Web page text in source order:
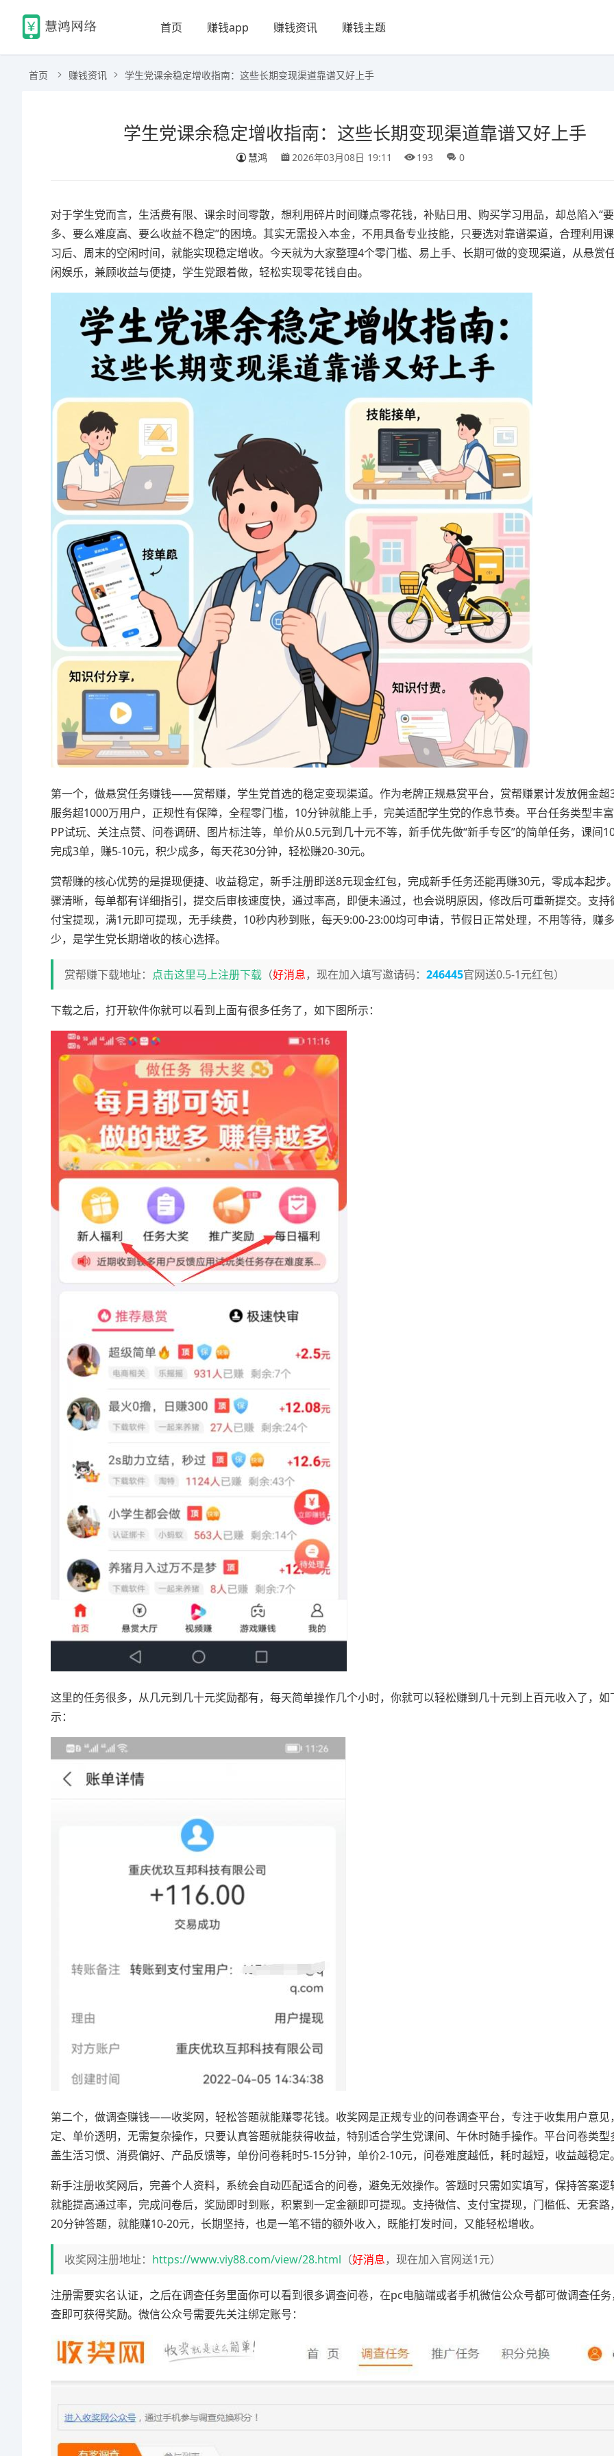
首页 赚钱app 赚钱资讯 赚钱主题
首页 赚钱资讯 学生党课余稳定增收指南：这些长期变现渠道靠谱又好上手
学生党课余稳定增收指南：这些长期变现渠道靠谱又好上手
慧鸿 2026年03月08日 19:11 193 0
对于学生党而言，生活费有限、课余时间零散，想利用碎片时间赚点零花钱，补贴日用、购买学习用品，却总陷入“
多、要么难度高、要么收益不稳定”的困境。其实无需投入本金，不用具备专业技能，只要选对靠谱渠道，合理利用
习后、周末的空闲时间，就能实现稳定增收。今天就为大家整理4个零门槛、易上手、长期可做的变现渠道，从悬赏
闲娱乐，兼顾收益与便捷，学生党跟着做，轻松实现零花钱自由。
第一个，做悬赏任务赚钱——赏帮赚，学生党首选的稳定变现渠道。作为老牌正规悬赏平台，赏帮赚累计发放佣金超
服务超1000万用户，正规性有保障，全程零门槛，10分钟就能上手，完美适配学生党的作息节奏。平台任务类型丰
PP试玩、关注点赞、问卷调研、图片标注等，单价从0.5元到几十元不等，新手优先做“新手专区”的简单任务，课间
完成3单，赚5-10元，积少成多，每天花30分钟，轻松赚20-30元。
赏帮赚的核心优势的是提现便捷、收益稳定，新手注册即送8元现金红包，完成新手任务还能再赚30元，零成本起步
骤清晰，每单都有详细指引，提交后审核速度快，通过率高，即便未通过，也会说明原因，修改后可重新提交。支持
付宝提现，满1元即可提现，无手续费，10秒内秒到账，每天9:00-23:00均可申请，节假日正常处理，不用等待，赚
少，是学生党长期增收的核心选择。
赏帮赚下载地址： 点击这里马上注册下载 （好消息，现在加入填写邀请码： 246445官网送0.5-1元红包）
下载之后，打开软件你就可以看到上面有很多任务了，如下图所示：
这里的任务很多，从几元到几十元奖励都有，每天简单操作几个小时，你就可以轻松赚到几十元到上百元收入了，如
示：
第二个，做调查赚钱——收奖网，轻松答题就能赚零花钱。收奖网是正规专业的问卷调查平台，专注于收集用户意见
定、单价透明，无需复杂操作，只要认真答题就能获得收益，特别适合学生党课间、午休时随手操作。平台问卷类型
盖生活习惯、消费偏好、产品反馈等，单份问卷耗时5-15分钟，单价2-10元，问卷难度越低，耗时越短，收益越稳定
新手注册收奖网后，完善个人资料，系统会自动匹配适合的问卷，避免无效操作。答题时只需如实填写，保持答案逻
就能提高通过率，完成问卷后，奖励即时到账，积累到一定金额即可提现。支持微信、支付宝提现，门槛低、无套路
20分钟答题，就能赚10-20元，长期坚持，也是一笔不错的额外收入，既能打发时间，又能轻松增收。
收奖网注册地址： https://www.viy88.com/view/28.html （好消息，现在加入官网送1元）
注册需要实名认证，之后在调查任务里面你可以看到很多调查问卷，在pc电脑端或者手机微信公众号都可做调查任
查即可获得奖励。微信公众号需要先关注绑定账号：